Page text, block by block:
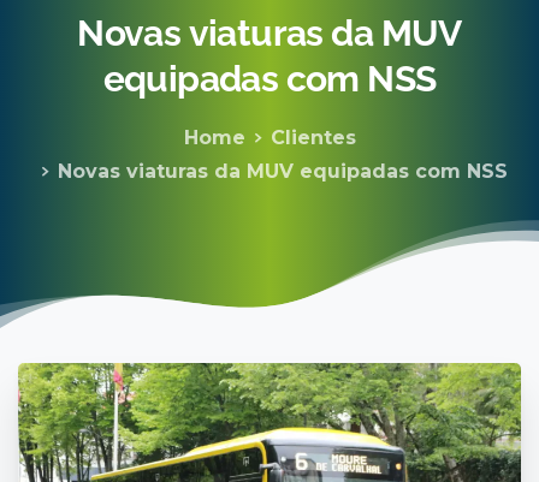
Novas viaturas da MUV
equipadas com NSS
Home
Clientes
Novas viaturas da MUV equipadas com NSS